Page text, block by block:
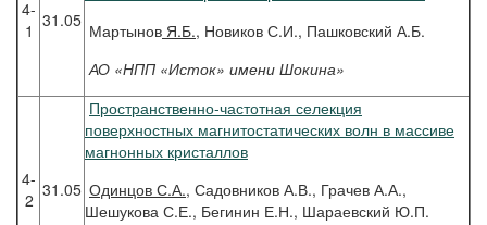
4-
1 31.05 Мартынов Я.Б., Новиков С.И., Пашковский А.Б.
АО «НПП «Исток» имени Шокина»
4-
2 31.05
Пространственно-частотная селекция
поверхностных магнитостатических волн в массиве
магнонных кристаллов
Одинцов С.А., Садовников А.В., Грачев А.А.,
Шешукова С.Е., Бегинин Е.Н., Шараевский Ю.П.